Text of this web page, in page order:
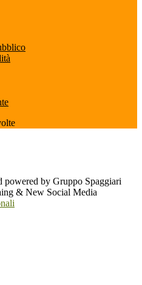
powered by Gruppo Spaggiari
& New Social Media